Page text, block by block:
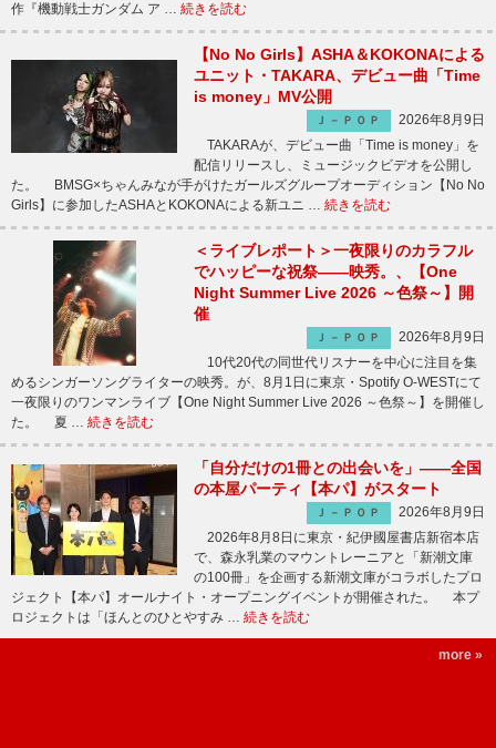
作『機動戦士ガンダム ア … 続きを読む
【No No Girls】ASHA＆KOKONAによる
ユニット・TAKARA、デビュー曲「Time
is money」MV公開
Ｊ－ＰＯＰ
2026年8月9日
TAKARAが、デビュー曲「Time is money」を
配信リリースし、ミュージックビデオを公開し
た。 BMSG×ちゃんみなが手がけたガールズグループオーディション【No No
Girls】に参加したASHAとKOKONAによる新ユニ … 続きを読む
＜ライブレポート＞一夜限りのカラフル
でハッピーな祝祭――映秀。、【One
Night Summer Live 2026 ～色祭～】開
催
Ｊ－ＰＯＰ
2026年8月9日
10代20代の同世代リスナーを中心に注目を集
めるシンガーソングライターの映秀。が、8月1日に東京・Spotify O-WESTにて
一夜限りのワンマンライブ【One Night Summer Live 2026 ～色祭～】を開催し
た。 夏 … 続きを読む
「自分だけの1冊との出会いを」――全国
の本屋パーティ【本パ】がスタート
Ｊ－ＰＯＰ
2026年8月9日
2026年8月8日に東京・紀伊國屋書店新宿本店
で、森永乳業のマウントレーニアと「新潮文庫
の100冊」を企画する新潮文庫がコラボしたプロ
ジェクト【本パ】オールナイト・オープニングイベントが開催された。 本プ
ロジェクトは「ほんとのひとやすみ … 続きを読む
more »